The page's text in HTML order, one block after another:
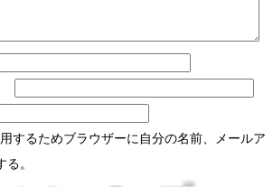
するためブラウザーに自分の名前、メールア
。